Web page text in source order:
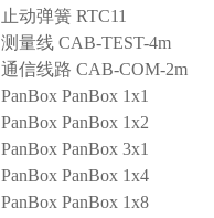
止动弹簧 RTC11
测量线 CAB-TEST-4m
通信线路 CAB-COM-2m
PanBox PanBox 1x1
PanBox PanBox 1x2
PanBox PanBox 3x1
PanBox PanBox 1x4
PanBox PanBox 1x8